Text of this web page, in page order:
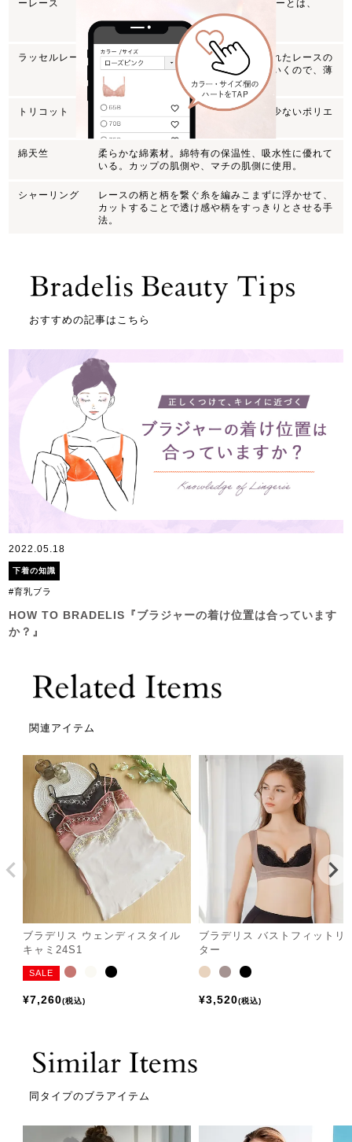
ーレース
に刺繍を施したもの。(エンブロイダリーとは、
ラッセルレース
ラッセルレース編機という経機で作られたレースの
こと。レースを編みながら柄を作っていくので、薄
く平らな仕上がりが特徴。
トリコット
風合いが柔らかくツヤのある伸縮性の少ないポリエ
ステル素材の事。
綿天竺
柔らかな綿素材。綿特有の保温性、吸水性に優れて
いる。カップの肌側や、マチの肌側に使用。
シャーリング
レースの柄と柄を繋ぐ糸を編みこまずに浮かせて、
カットすることで透け感や柄をすっきりとさせる手
法。
おすすめの記事はこちら
2022.05.18
下着の知識
#育乳ブラ
HOW TO BRADELIS『ブラジャーの着け位置は合っています
か？』
関連アイテム
ブラデリス ウェンディスタイル
キャミ24S1
SALE
¥7,260 税込
ブラデリス バストフィットリ
ター
¥3,520 税込
同タイプのブラアイテム